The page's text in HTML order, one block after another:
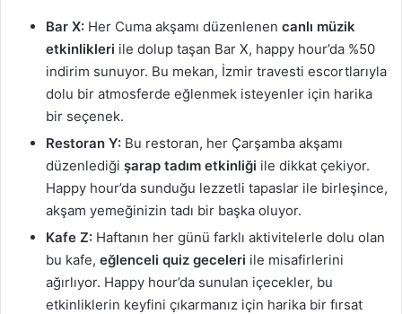
Bar X: Her Cuma akşamı düzenlenen canlı müzik
etkinlikleri ile dolup taşan Bar X, happy hour’da %50
indirim sunuyor. Bu mekan, İzmir travesti escortlarıyla
dolu bir atmosferde eğlenmek isteyenler için harika
bir seçenek.
Restoran Y: Bu restoran, her Çarşamba akşamı
düzenlediği şarap tadım etkinliği ile dikkat çekiyor.
Happy hour’da sunduğu lezzetli tapaslar ile birleşince,
akşam yemeğinizin tadı bir başka oluyor.
Kafe Z: Haftanın her günü farklı aktivitelerle dolu olan
bu kafe, eğlenceli quiz geceleri ile misafirlerini
ağırlıyor. Happy hour’da sunulan içecekler, bu
etkinliklerin keyfini çıkarmanız için harika bir fırsat